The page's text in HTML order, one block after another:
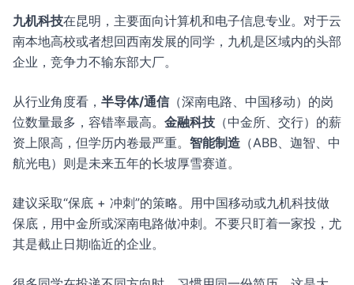
九机科技在昆明，主要面向计算机和电子信息专业。对于云
南本地高校或者想回西南发展的同学，九机是区域内的头部
企业，竞争力不输东部大厂。
从行业角度看， 半导体/通信（深南电路、中国移动）的岗
位数量最多，容错率最高。 金融科技 （中金所、交行）的薪
资上限高，但学历内卷最严重。 智能制造 （ABB、迦智、中
航光电）则是未来五年的长坡厚雪赛道。
建议采取“保底 + 冲刺”的策略。用中国移动或九机科技做
保底，用中金所或深南电路做冲刺。不要只盯着一家投，尤
其是截止日期临近的企业。